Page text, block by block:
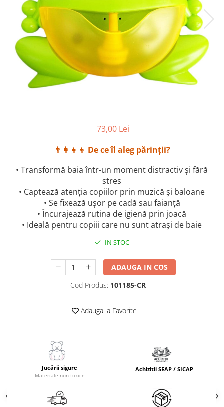
73,00 Lei
👨‍👩‍👧‍👦 De ce îl aleg părinții?
• Transformă baia într-un moment distractiv și fără
stres
• Captează atenția copiilor prin muzică și baloane
• Se fixează ușor pe cadă sau faianță
• Încurajează rutina de igienă prin joacă
• Ideală pentru copiii care nu sunt atrași de baie
IN STOC
ADAUGA IN COS
Cod Produs: 101185-CR
Adauga la Favorite
Jucării sigure
Materiale non-toxice
Achiziții SEAP / SICAP